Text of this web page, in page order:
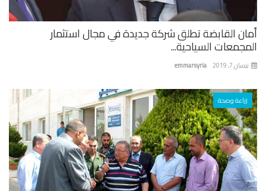
القابضة تطلق شركة جديدة في مجال استثمار
السياحية...
emmarsyria 7, 2019
زراعة وصحة